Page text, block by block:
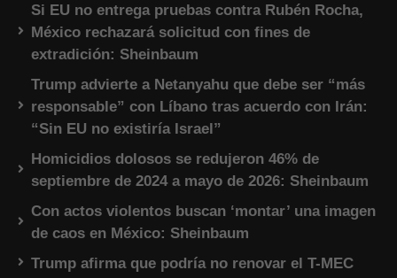
Si EU no entrega pruebas contra Rubén Rocha,
México rechazará solicitud con fines de
extradición: Sheinbaum
Trump advierte a Netanyahu que debe ser “más
responsable” con Líbano tras acuerdo con Irán:
“Sin EU no existiría Israel”
Homicidios dolosos se redujeron 46% de
septiembre de 2024 a mayo de 2026: Sheinbaum
Con actos violentos buscan ‘montar’ una imagen
de caos en México: Sheinbaum
Trump afirma que podría no renovar el T-MEC